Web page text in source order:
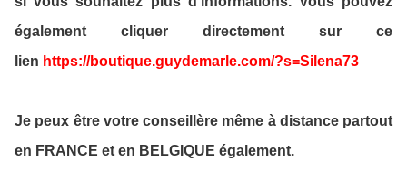
également cliquer directement sur ce
lien https://boutique.guydemarle.com/?s=Silena73
Je peux être votre conseillère même à distance partout
en FRANCE et en BELGIQUE également.